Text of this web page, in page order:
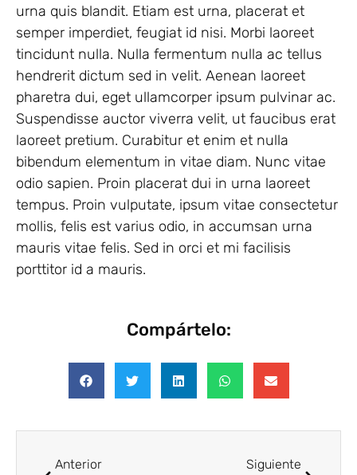
urna quis blandit. Etiam est urna, placerat et
semper imperdiet, feugiat id nisi. Morbi laoreet
tincidunt nulla. Nulla fermentum nulla ac tellus
hendrerit dictum sed in velit. Aenean laoreet
pharetra dui, eget ullamcorper ipsum pulvinar ac.
Suspendisse auctor viverra velit, ut faucibus erat
laoreet pretium. Curabitur et enim et nulla
bibendum elementum in vitae diam. Nunc vitae
odio sapien. Proin placerat dui in urna laoreet
tempus. Proin vulputate, ipsum vitae consectetur
mollis, felis est varius odio, in accumsan urna
mauris vitae felis. Sed in orci et mi facilisis
porttitor id a mauris.
Compártelo:
Anterior Siguiente